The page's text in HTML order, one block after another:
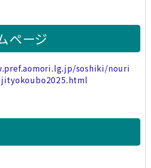
ページ
soshiki/nouri